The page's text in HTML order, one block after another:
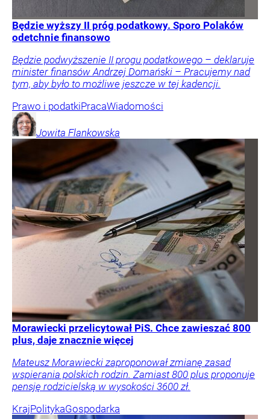
Będzie wyższy II próg podatkowy. Sporo Polaków
odetchnie finansowo
Będzie podwyższenie II progu podatkowego – deklaruje
minister finansów Andrzej Domański – Pracujemy nad
tym, aby było to możliwe jeszcze w tej kadencji.
Prawo i podatkiPracaWiadomości
Jowita Flankowska
Morawiecki przelicytował PiS. Chce zawieszać 800
plus, daje znacznie więcej
Mateusz Morawiecki zaproponował zmianę zasad
wspierania polskich rodzin. Zamiast 800 plus proponuje
pensję rodzicielską w wysokości 3600 zł.
KrajPolitykaGospodarka